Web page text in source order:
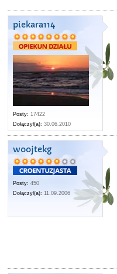
piekara114
Posty: 17422
Dołączył(a): 30.06.2010
woojtekg
Posty: 450
Dołączył(a): 11.09.2006